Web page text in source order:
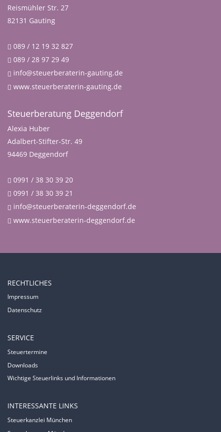
Reismühler Str. 27
82131 Gauting
089 / 12 19 32 827
089 / 28 97 29 49
info@steuerberaterin-gauting.de
www.steuerberaterin-gauting.de
Steuerberatung Deggendorf
Alexia Huber
Adalbert-Stifter-Str. 49
94469 Deggendorf
0991 / 38 30 39 20
0991 / 38 30 39 21
info@steuerberaterin-deggendorf.de
www.steuerberaterin-deggendorf.de
RECHTLICHES
Impressum
Datenschutz
SERVICE
Steuertermine
Downloads
Wichtige Steuerlinks und Informationen
INTERESSANTE LINKS
Steuerkanzlei München